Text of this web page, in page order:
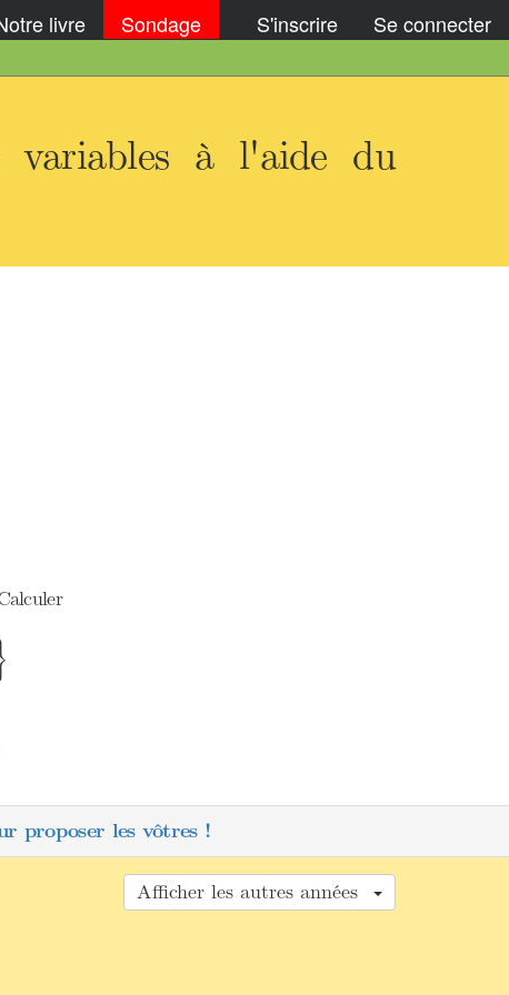
livre Sondage S'inscrire Se connecter
variables à l'aide du
}
d
proposer les vôtres !
Afficher les autres années